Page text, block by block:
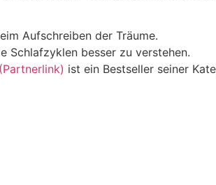
Aufschreiben der Träume.
Schlafzyklen besser zu verstehen.
ist ein Bestseller seiner